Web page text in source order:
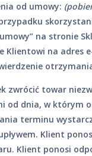
od umowy:
na stronie
Klientowi na adres
zwrócić towar
od dnia, w którym
terminu
Klient
Klient ponosi